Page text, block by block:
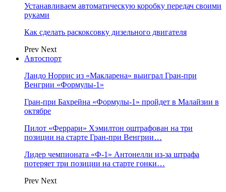
Устанавливаем автоматическую коробку передач своими
руками
Как сделать раскоксовку дизельного двигателя
Prev Next
Автоспорт
Ландо Норрис из «Макларена» выиграл Гран‑при
Венгрии «Формулы‑1»
Гран‑при Бахрейна «Формулы‑1» пройдет в Малайзии в
октябре
Пилот «Феррари» Хэмилтон оштрафован на три
позиции на старте Гран‑при Венгрии…
Лидер чемпионата «Ф‑1» Антонелли из‑за штрафа
потеряет три позиции на старте гонки…
Prev Next